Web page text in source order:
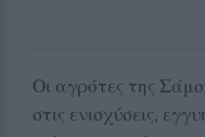
Οι αγρότες της
στις ενισχύσεις,